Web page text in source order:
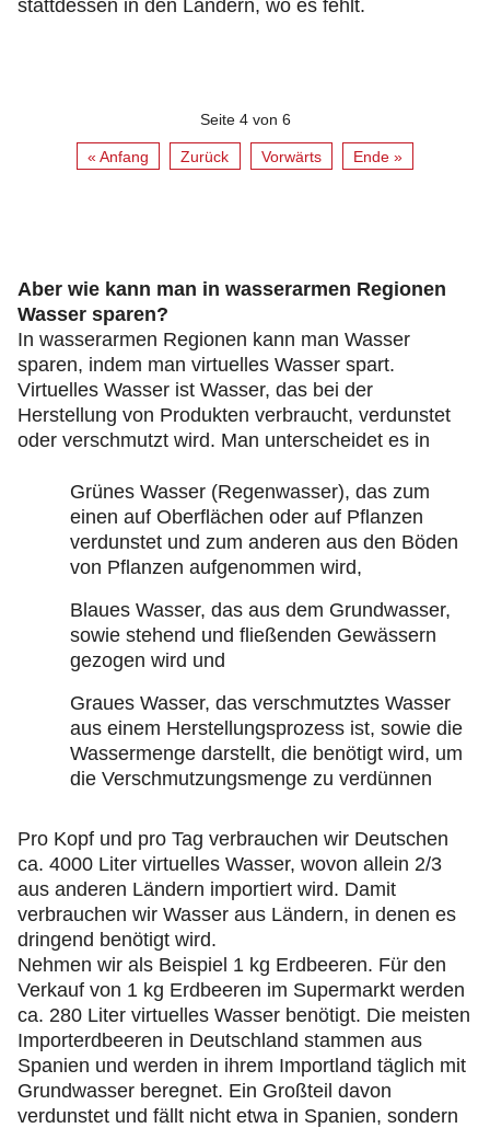
stattdessen in den Ländern, wo es fehlt.
Seite 4 von 6
« Anfang Zurück Vorwärts Ende »
Aber wie kann man in wasserarmen Regionen
Wasser sparen?
In wasserarmen Regionen kann man Wasser
sparen, indem man virtuelles Wasser spart.
Virtuelles Wasser ist Wasser, das bei der
Herstellung von Produkten verbraucht, verdunstet
oder verschmutzt wird. Man unterscheidet es in
Grünes Wasser (Regenwasser), das zum
einen auf Oberflächen oder auf Pflanzen
verdunstet und zum anderen aus den Böden
von Pflanzen aufgenommen wird,
Blaues Wasser, das aus dem Grundwasser,
sowie stehend und fließenden Gewässern
gezogen wird und
Graues Wasser, das verschmutztes Wasser
aus einem Herstellungsprozess ist, sowie die
Wassermenge darstellt, die benötigt wird, um
die Verschmutzungsmenge zu verdünnen
Pro Kopf und pro Tag verbrauchen wir Deutschen
ca. 4000 Liter virtuelles Wasser, wovon allein 2/3
aus anderen Ländern importiert wird. Damit
verbrauchen wir Wasser aus Ländern, in denen es
dringend benötigt wird.
Nehmen wir als Beispiel 1 kg Erdbeeren. Für den
Verkauf von 1 kg Erdbeeren im Supermarkt werden
ca. 280 Liter virtuelles Wasser benötigt. Die meisten
Importerdbeeren in Deutschland stammen aus
Spanien und werden in ihrem Importland täglich mit
Grundwasser beregnet. Ein Großteil davon
verdunstet und fällt nicht etwa in Spanien, sondern